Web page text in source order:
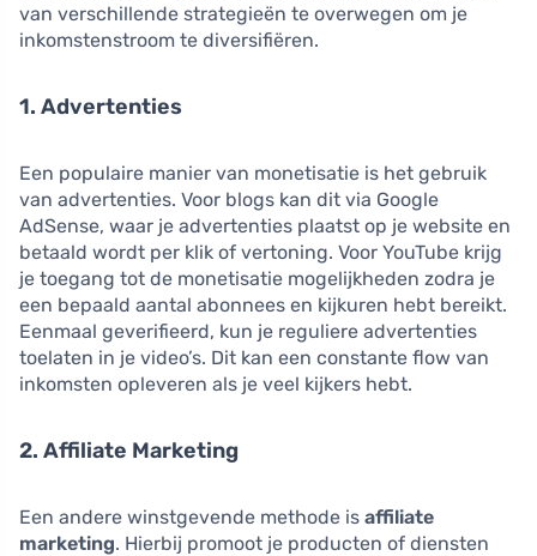
van verschillende strategieën te overwegen om je
inkomstenstroom te diversifiëren.
1. Advertenties
Een populaire manier van monetisatie is het gebruik
van advertenties. Voor blogs kan dit via Google
AdSense, waar je advertenties plaatst op je website en
betaald wordt per klik of vertoning. Voor YouTube krijg
je toegang tot de monetisatie mogelijkheden zodra je
een bepaald aantal abonnees en kijkuren hebt bereikt.
Eenmaal geverifieerd, kun je reguliere advertenties
toelaten in je video’s. Dit kan een constante flow van
inkomsten opleveren als je veel kijkers hebt.
2. Affiliate Marketing
Een andere winstgevende methode is affiliate
marketing. Hierbij promoot je producten of diensten